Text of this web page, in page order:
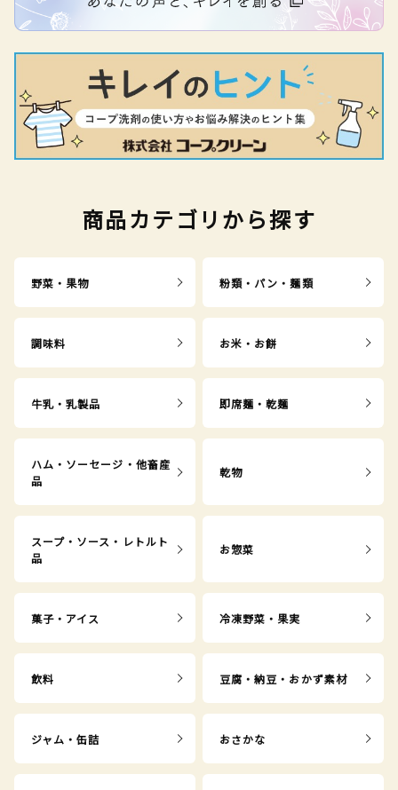
商品カテゴリから探す
野菜・果物 粉類・パン・麺類
調味料 お米・お餅
牛乳・乳製品 即席麺・乾麺
ハム・ソーセージ・他畜産
品
乾物
スープ・ソース・レトルト
品
お惣菜
菓子・アイス 冷凍野菜・果実
飲料 豆腐・納豆・おかず素材
ジャム・缶詰 おさかな